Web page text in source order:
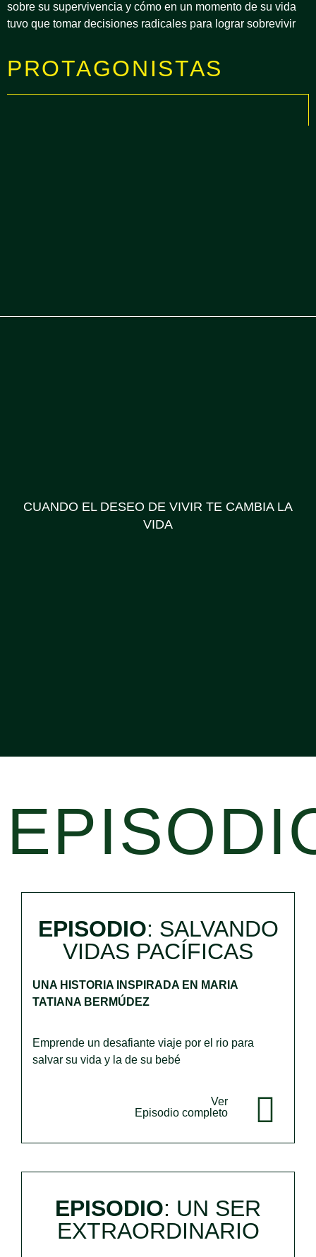
sobre su supervivencia y cómo en un momento de su vida
tuvo que tomar decisiones radicales para lograr sobrevivir
PROTAGONISTAS
CUANDO EL DESEO DE VIVIR TE CAMBIA LA
VIDA
EPISODIO: SALVANDO
VIDAS PACÍFICAS
UNA HISTORIA INSPIRADA EN MARIA
TATIANA BERMÚDEZ
Emprende un desafiante viaje por el rio para
salvar su vida y la de su bebé
Ver
Episodio completo
EPISODIO: UN SER
EXTRAORDINARIO